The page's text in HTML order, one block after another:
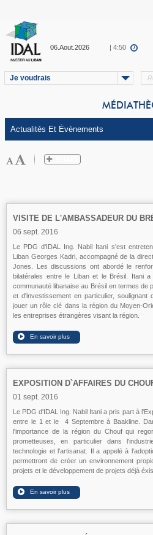
06.Aout.2026 | 4:50
Je voudrais
VISITE DE L'AMBASSADEUR DU
06 sept. 2016
Le PDG d'IDAL Ing. Nabil Itani s'est
Liban Georges Kadri, accompagné de la
Jones. Les discussions ont abordé le
bilatérales entre le Liban et le Brésil. Itani
communauté libanaise au Brésil en termes de
et d'investissement en particulier,
jouer un rôle clé dans la région du Moyen-
les entreprises étrangères visant la région.
EXPOSITION D`AFFAIRES DU
01 sept. 2016
Le PDG d'IDAL Ing. Nabil Itani a pris part à
entre le 1 et le 4 Septembre à Baakline.
l'importance de la région du Chouf qui
prometteuses, en particulier dans
technologie et l'artisanat. Il a appelé à
permettront de créer un environnement
projets et le développement de projets déjà